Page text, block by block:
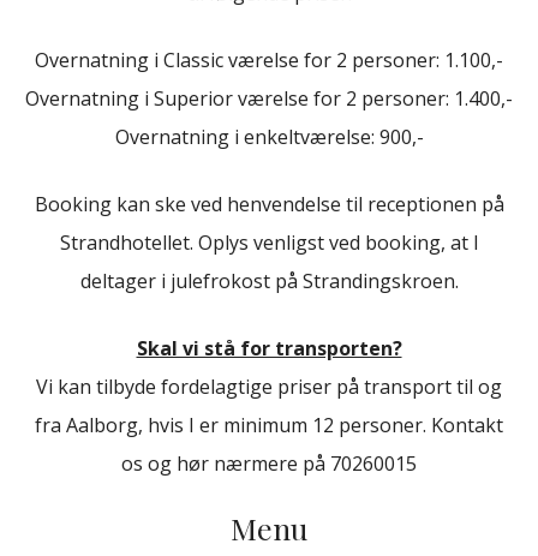
Overnatning i Classic værelse for 2 personer: 1.100,-
Overnatning i Superior værelse for 2 personer: 1.400,-
Overnatning i enkeltværelse: 900,-
Booking kan ske ved henvendelse til receptionen på
Strandhotellet. Oplys venligst ved booking, at I
deltager i julefrokost på Strandingskroen.
Skal vi stå for transporten?
Vi kan tilbyde fordelagtige priser på transport til og
fra Aalborg, hvis I er minimum 12 personer. Kontakt
os og hør nærmere på 70260015
Menu